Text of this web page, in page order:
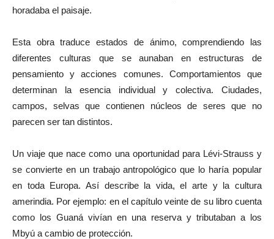
horadaba el paisaje.
Esta obra traduce estados de ánimo, comprendiendo las
diferentes culturas que se aunaban en estructuras de
pensamiento y acciones comunes. Comportamientos que
determinan la esencia individual y colectiva. Ciudades,
campos, selvas que contienen núcleos de seres que no
parecen ser tan distintos.
Un viaje que nace como una oportunidad para Lévi-Strauss y
se convierte en un trabajo antropológico que lo haría popular
en toda Europa. Así describe la vida, el arte y la cultura
amerindia. Por ejemplo: en el capítulo veinte de su libro cuenta
como los Guaná vivían en una reserva y tributaban a los
Mbyú a cambio de protección.